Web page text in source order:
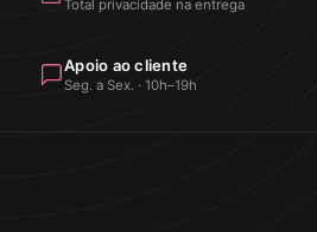
Total privacidade na entrega
Apoio ao cliente
Seg. a Sex. · 10h–19h